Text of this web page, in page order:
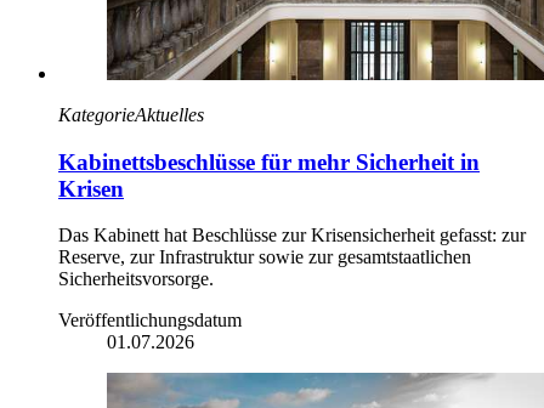
KategorieAktuelles
Kabinettsbeschlüsse für mehr Sicherheit in
Krisen
Das Kabinett hat Beschlüsse zur Krisensicherheit gefasst: zur
Reserve, zur Infrastruktur sowie zur gesamtstaatlichen
Sicherheitsvorsorge.
Veröffentlichungsdatum
01.07.2026